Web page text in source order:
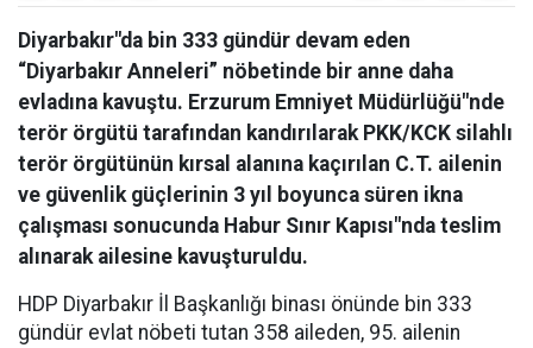
Diyarbakır"da bin 333 gündür devam eden
“Diyarbakır Anneleri” nöbetinde bir anne daha
evladına kavuştu. Erzurum Emniyet Müdürlüğü"nde
terör örgütü tarafından kandırılarak PKK/KCK silahlı
terör örgütünün kırsal alanına kaçırılan C.T. ailenin
ve güvenlik güçlerinin 3 yıl boyunca süren ikna
çalışması sonucunda Habur Sınır Kapısı"nda teslim
alınarak ailesine kavuşturuldu.
HDP Diyarbakır İl Başkanlığı binası önünde bin 333
gündür evlat nöbeti tutan 358 aileden, 95. ailenin